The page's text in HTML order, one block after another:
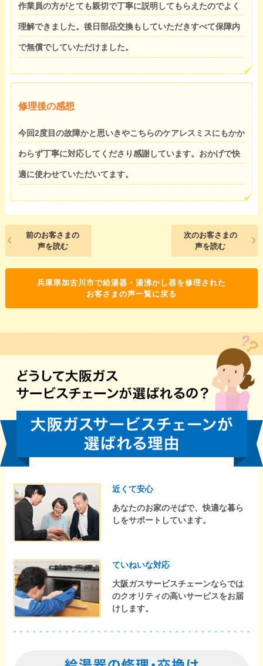
作業員の方がとても親切で丁寧に説明してもらえたのでよく
理解できました。後日部品交換もしていただきすべて保障内
で無償でしていただけました。
修理後の感想
今回2度目の故障かと思いきやこちらのケアレスミスにもかか
わらず丁寧に対応してくださり感謝しています。おかげで快
適に使わせていただいてます。
前のお客さまの
声を読む
次のお客さまの
声を読む
兵庫県加古川市で給湯器・湯沸かし器を修理された
お客さまの声一覧に戻る
近くて安心
あなたのお家のそばで、快適な暮ら
しをサポートしています。
ていねいな対応
大阪ガスサービスチェーンならでは
のクオリティの高いサービスをお届
けします。